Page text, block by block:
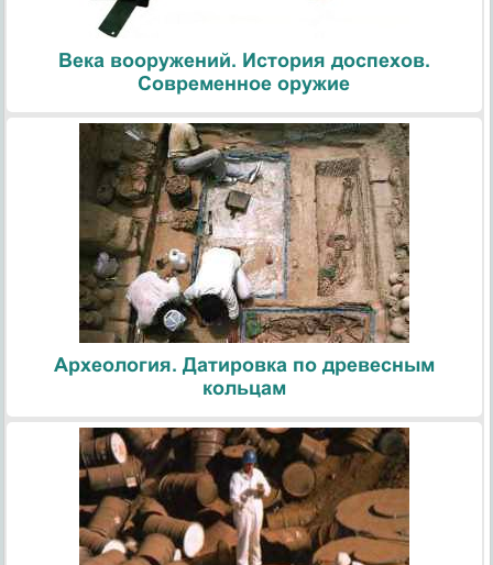
Века вооружений. История доспехов.
Современное оружие
Археология. Датировка по древесным
кольцам